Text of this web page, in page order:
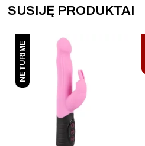
SUSIJĘ PRODUKTAI
NETURIME